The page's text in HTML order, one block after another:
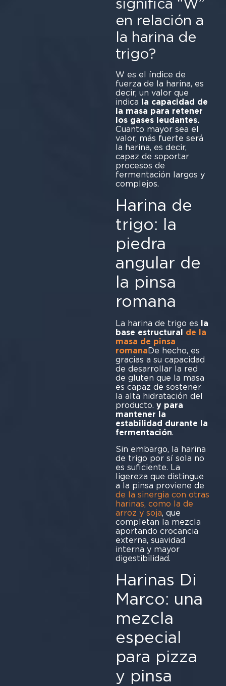
significa “W”
en relación a
la harina de
trigo?
W es el índice de
fuerza de la harina, es
decir, un valor que
indica la capacidad de
la masa para retener
los gases leudantes.
Cuanto mayor sea el
valor, más fuerte será
la harina, es decir,
capaz de soportar
procesos de
fermentación largos y
complejos.
Harina de
trigo: la
piedra
angular de
la pinsa
romana
La harina de trigo es
la
base estructural de la
masa de pinsa
romana De hecho, es
gracias a su capacidad
de desarrollar la red
de gluten que la masa
es capaz de sostener
la alta hidratación del
producto. y para
mantener la
estabilidad durante la
fermentación
Sin embargo, la harina
de trigo por sí sola no
es suficiente. La
ligereza que distingue
a la pinsa proviene de
de la sinergia con otras
harinas, como la de
arroz y soja, que
completan la mezcla
aportando crocancia
externa, suavidad
interna y mayor
Harinas Di
Marco: una
mezcla
especial
para pizza
y pinsa